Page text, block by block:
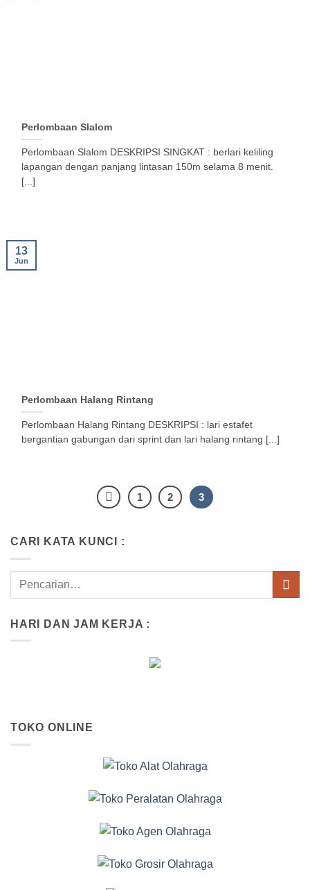
Perlombaan Slalom
Perlombaan Slalom DESKRIPSI SINGKAT : berlari keliling
lapangan dengan panjang lintasan 150m selama 8 menit.
[...]
Perlombaan Halang Rintang
Perlombaan Halang Rintang DESKRIPSI : lari estafet
bergantian gabungan dari sprint dan lari halang rintang [...]
13
Jun
1 2 3
CARI KATA KUNCI :
HARI DAN JAM KERJA :
TOKO ONLINE